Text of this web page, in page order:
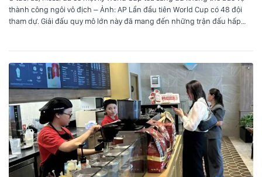
thành công ngôi vô địch – Ảnh: AP Lần đầu tiên World Cup có 48 đội
tham dự. Giải đấu quy mô lớn này đã mang đến những trận đấu hấp